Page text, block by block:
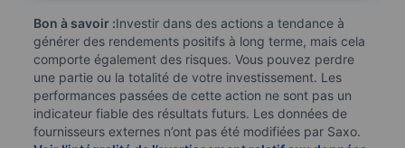
Bon à savoir :Investir dans des actions a tendance à
générer des rendements positifs à long terme, mais cela
comporte également des risques. Vous pouvez perdre
une partie ou la totalité de votre investissement. Les
performances passées de cette action ne sont pas un
indicateur fiable des résultats futurs. Les données de
fournisseurs externes n’ont pas été modifiées par Saxo.